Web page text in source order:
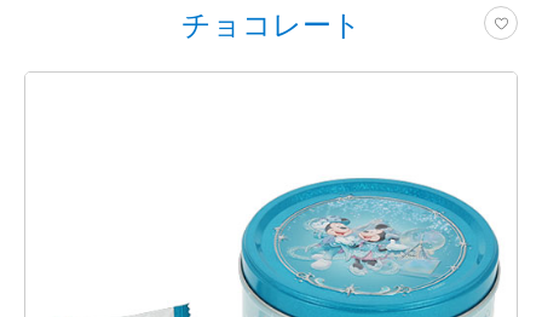
チョコレート